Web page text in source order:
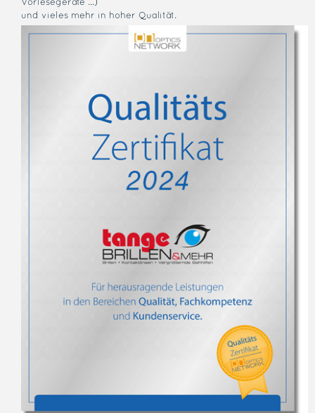
und vieles mehr in hoher Qualität.